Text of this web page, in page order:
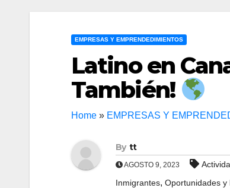
EMPRESAS Y EMPRENDEDIMIENTOS
Latino en
También!
Home » EMPRESAS Y
By tt
AGOSTO 9, 2023
Inmigrantes, Oportunidades y